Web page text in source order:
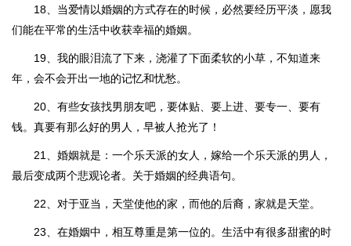
18、当爱情以婚姻的方式存在的时候，必然要经历平淡，愿我
们能在平常的生活中收获幸福的婚姻。
19、我的眼泪流了下来，浇灌了下面柔软的小草，不知道来
年，会不会开出一地的记忆和忧愁。
20、有些女孩找男朋友吧，要体贴、要上进、要专一、要有
钱。真要有那么好的男人，早被人抢光了！
21、婚姻就是：一个乐天派的女人，嫁给一个乐天派的男人，
最后变成两个悲观论者。关于婚姻的经典语句。
22、对于亚当，天堂使他的家，而他的后裔，家就是天堂。
23、在婚姻中，相互尊重是第一位的。生活中有很多甜蜜的时